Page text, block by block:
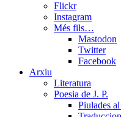
Flickr
Instagram
Més fils…
Mastodon
Twitter
Facebook
Arxiu
Literatura
Poesia de J. P.
Piulades